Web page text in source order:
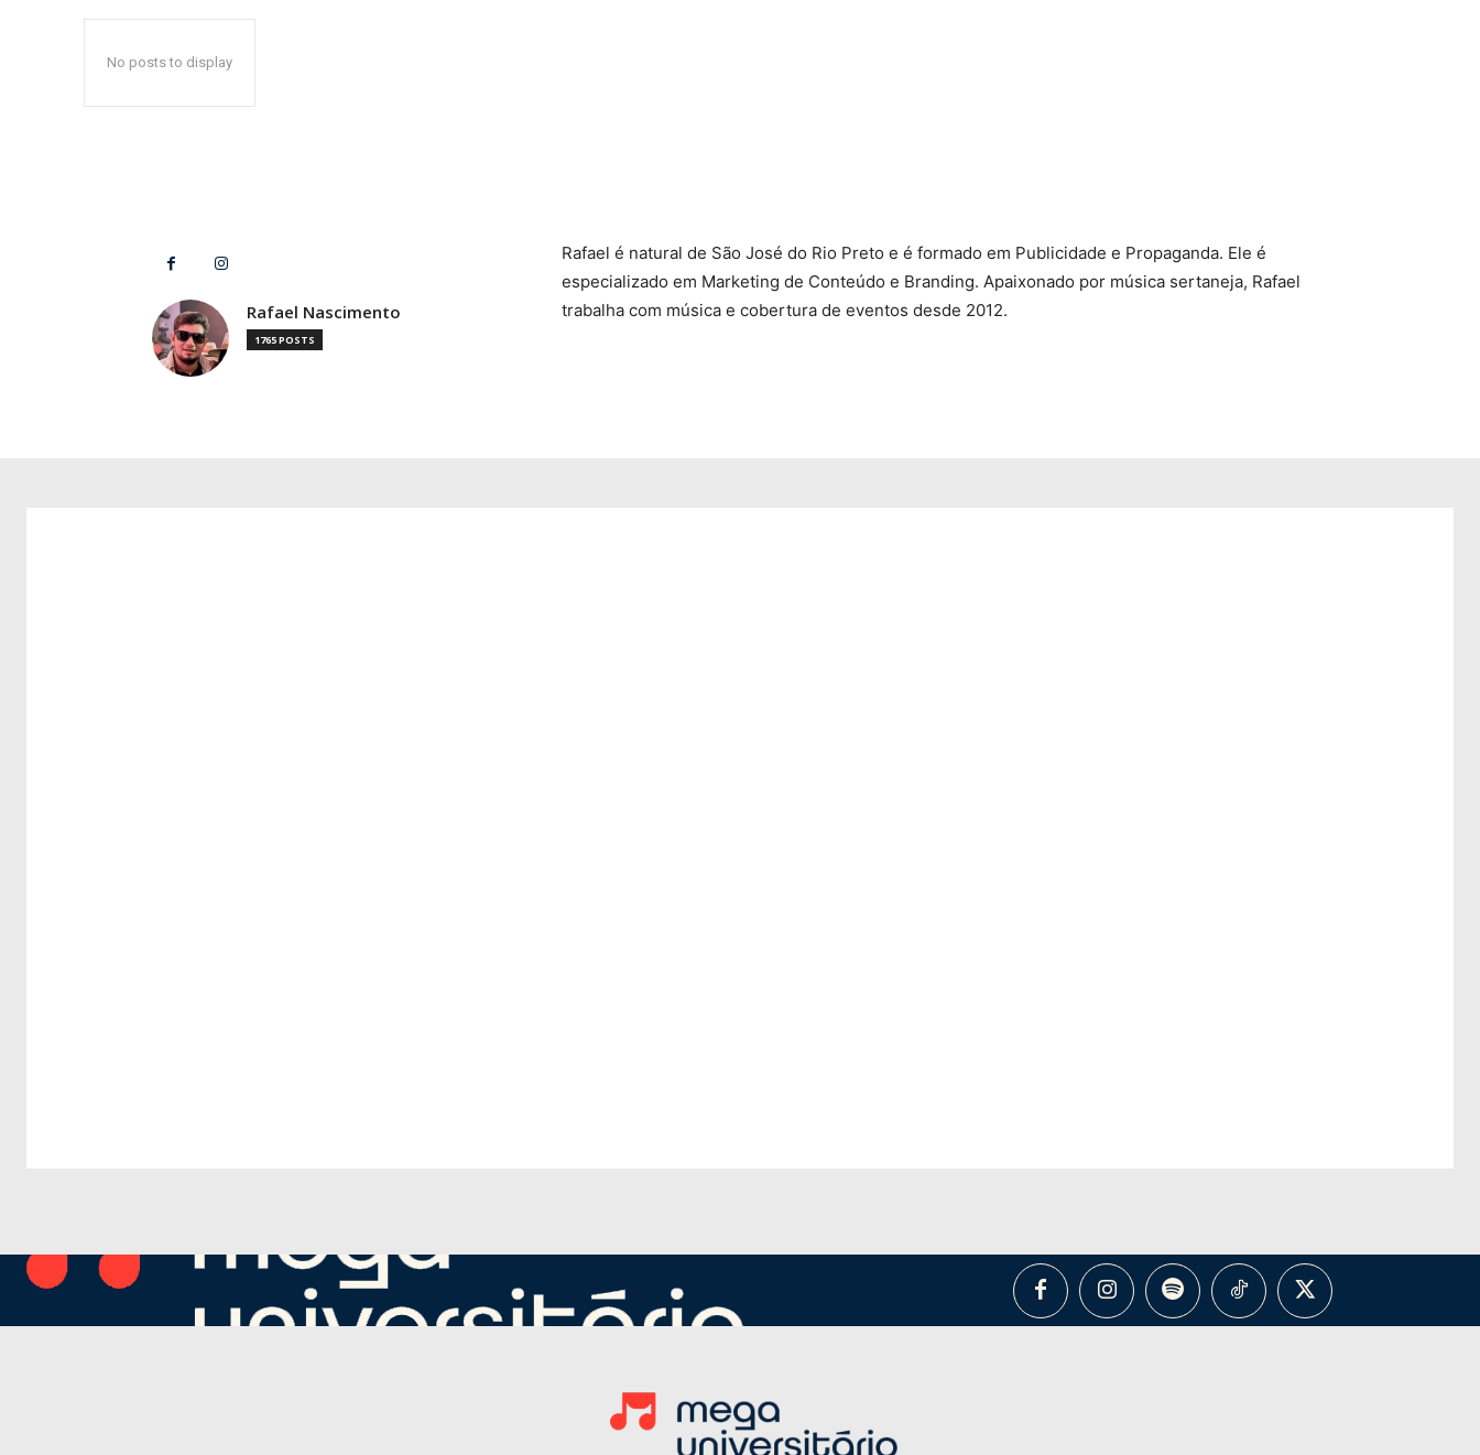
No posts to display
Rafael Nascimento
1765 POSTS
Rafael é natural de São José do Rio Preto e é formado em Publicidade e Propaganda. Ele é
especializado em Marketing de Conteúdo e Branding. Apaixonado por música sertaneja, Rafael
trabalha com música e cobertura de eventos desde 2012.